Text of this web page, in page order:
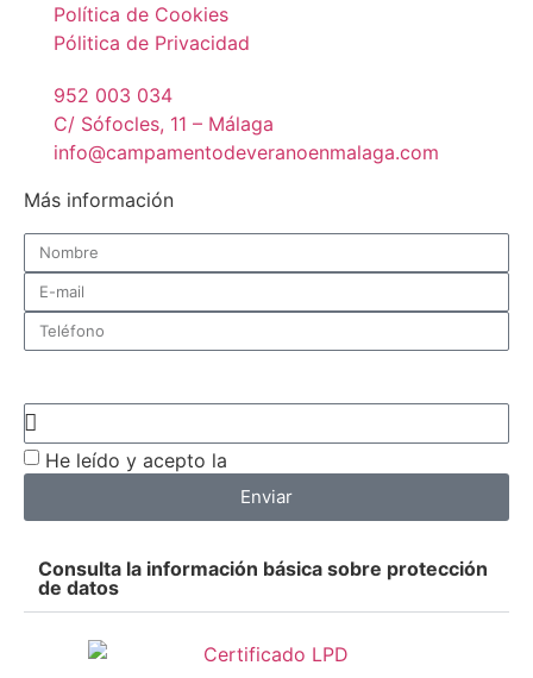
Política de Cookies
Pólitica de Privacidad
952 003 034
C/ Sófocles, 11 – Málaga
info@campamentodeveranoenmalaga.com
Más información
He leído y acepto la
Enviar
Consulta la información básica sobre protección
de datos